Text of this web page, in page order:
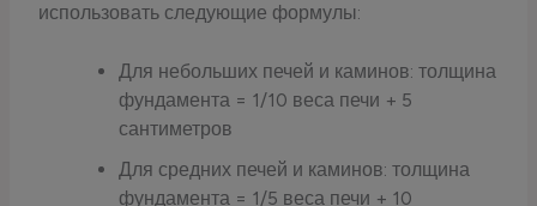
использовать следующие формулы:
Для небольших печей и каминов: толщина
фундамента = 1/10 веса печи + 5
сантиметров
Для средних печей и каминов: толщина
фундамента = 1/5 веса печи + 10